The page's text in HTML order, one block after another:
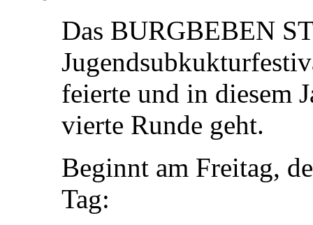
Das BURGBEBEN
feierte und in diesem
vierte Runde geht.
Beginnt am Freitag,
Tag: